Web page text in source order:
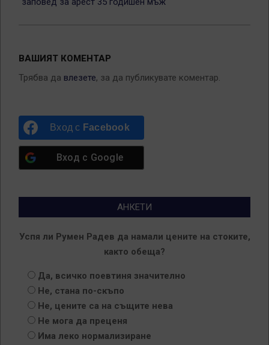
ВАШИЯТ КОМЕНТАР
Трябва да влезете, за да публикувате коментар.
Вход с Facebook
Вход с Google
АНКЕТИ
Успя ли Румен Радев да намали цените на стоките,
както обеща?
Да, всичко поевтиня значително
Не, стана по-скъпо
Не, цените са на същите нева
Не мога да преценя
Има леко нормализиране